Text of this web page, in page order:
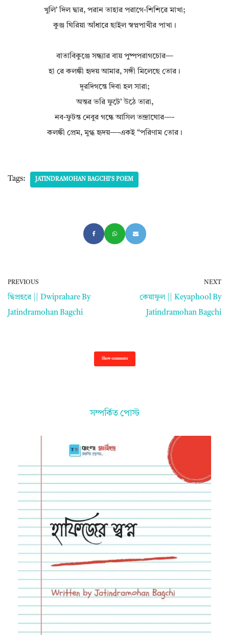
খুলি’ দিল দ্বার, পরান তাহার পরাগে-শিশিরে মাখা;
কুঞ্জ ঘিরিয়া আঁধারে ছাইল স্বপ্নপাখীর পাখা।
বাতাবিকুঞ্জে সন্ধ্যার বায় পুষ্পপরাগচোর—
হা রে কলঙ্কী হৃদয় আমার, সঙ্গী মিলেছে তোর।
দূরদিগন্তে দিবা হল সারা;
অন্তর ভরি ফুটে’ উঠে তারা,
নব-ফুটন্ত নেবুর গন্ধে আসিল তন্দ্রাঘোর—-
কলঙ্কী প্রেম, মুগ্ধ হৃদয়—-একই “পরিণাম তোর।
Tags: JATINDRAMOHAN BAGCHI'S POEM
PREVIOUS
দ্বিপ্রহরে || Dwiprahare By
Jatindramohan Bagchi
NEXT
কেয়াফুল || Keyaphool By
Jatindramohan Bagchi
Show comments
সম্পর্কিত পোস্ট